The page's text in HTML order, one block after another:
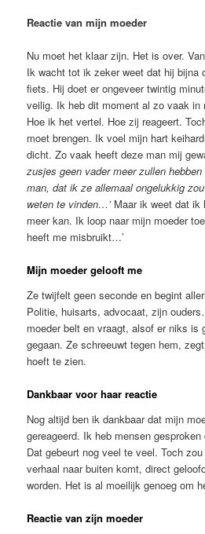
Reactie van mijn moeder
Nu moet het klaar zijn. Het is over.
Ik wacht tot ik zeker weet dat hij bijna
fiets. Hij doet er ongeveer twintig
veilig. Ik heb dit moment al zo vaak in
Hoe ik het vertel. Hoe zij reageert.
moet brengen. Ik voel mijn hart
dicht. Zo vaak heeft deze man mij
zusjes geen vader meer zullen
man, dat ik ze allemaal ongelukkig
weten te vinden…’Maar ik weet dat ik
meer kan. Ik loop naar mijn moeder
heeft me misbruikt…’
Mijn moeder gelooft me
Ze twijfelt geen seconde en begint
Politie, huisarts, advocaat, zijn
moeder belt en vraagt, alsof er niks is
gegaan. Ze schreeuwt tegen hem,
hoeft te zien.
Dankbaar voor haar reactie
Nog altijd ben ik dankbaar dat mijn
gereageerd. Ik heb mensen
Dat gebeurt nog veel te veel. Toch
verhaal naar buiten komt, direct
worden. Het is al moeilijk genoeg om
Reactie van zijn moeder